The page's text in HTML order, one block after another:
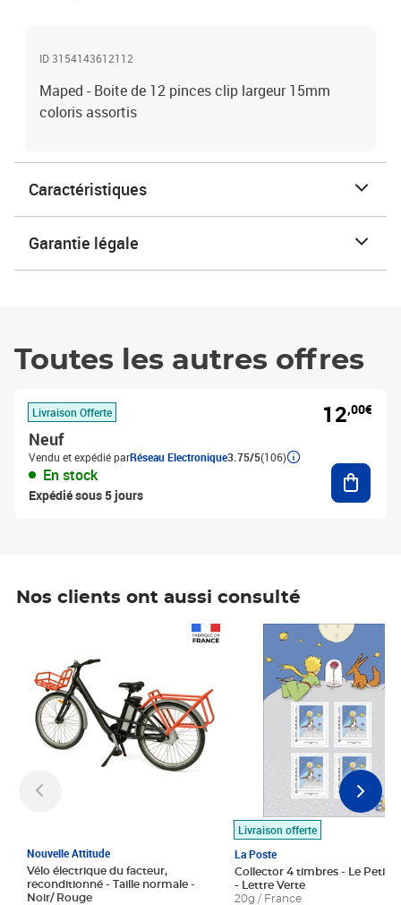
ID 3154143612112
Maped - Boite de 12 pinces clip largeur 15mm
coloris assortis
Caractéristiques
Garantie légale
Toutes les autres offres
Livraison Offerte
Neuf
Vendu et expédié parRéseau Electronique3.75/5(106)
En stock
Expédié sous 5 jours
12,00€
Nos clients ont aussi consulté
Nouvelle Attitude
Vélo électrique du facteur,
reconditionné - Taille normale -
Noir/ Rouge
Livraison offerte
La Poste
Collector 4 timbres - Le Petit
- Lettre Verte
20g / France
Prix 7,50€